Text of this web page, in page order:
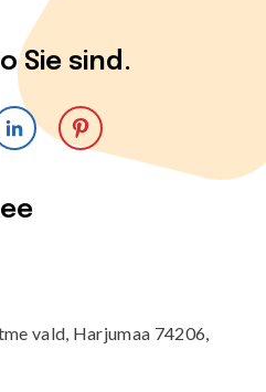
Sie sind.
vald, Harjumaa 74206,